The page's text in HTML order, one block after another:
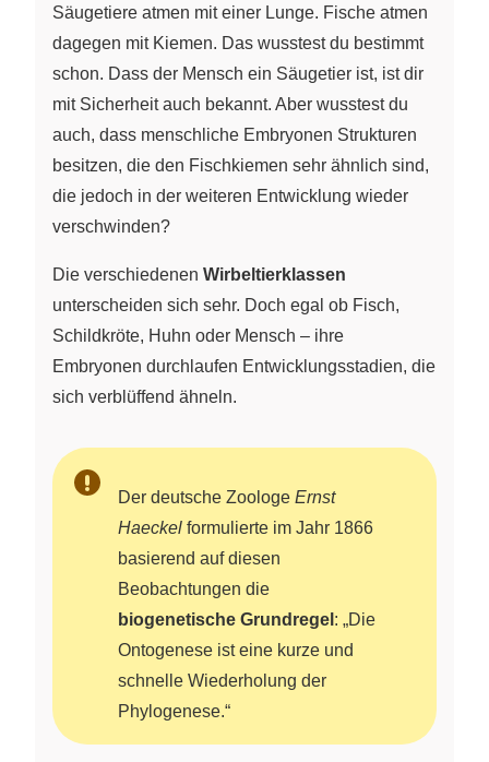
Säugetiere atmen mit einer Lunge. Fische atmen
dagegen mit Kiemen. Das wusstest du bestimmt
schon. Dass der Mensch ein Säugetier ist, ist dir
mit Sicherheit auch bekannt. Aber wusstest du
auch, dass menschliche Embryonen Strukturen
besitzen, die den Fischkiemen sehr ähnlich sind,
die jedoch in der weiteren Entwicklung wieder
verschwinden?
Die verschiedenen Wirbeltierklassen
unterscheiden sich sehr. Doch egal ob Fisch,
Schildkröte, Huhn oder Mensch – ihre
Embryonen durchlaufen Entwicklungsstadien, die
sich verblüffend ähneln.
Der deutsche Zoologe Ernst
Haeckel formulierte im Jahr 1866
basierend auf diesen
Beobachtungen die
biogenetische Grundregel : „Die
Ontogenese ist eine kurze und
schnelle Wiederholung der
Phylogenese.“